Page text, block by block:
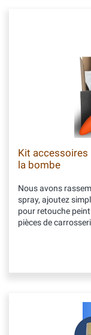
Kit accessoires
la bombe
Nous avons
spray, ajoutez
pour retouche
pièces de